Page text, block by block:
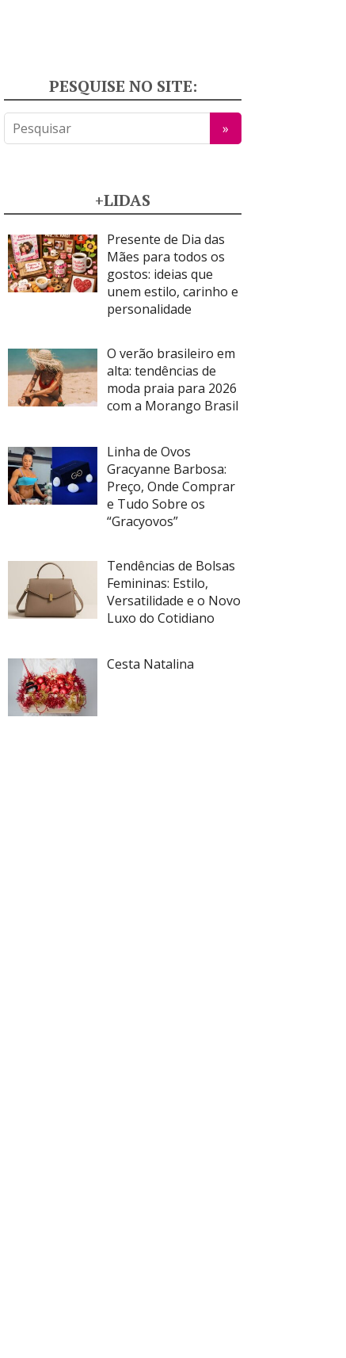
PESQUISE NO SITE:
+LIDAS
Presente de Dia das
Mães para todos os
gostos: ideias que
unem estilo, carinho e
personalidade
O verão brasileiro em
alta: tendências de
moda praia para 2026
com a Morango Brasil
Linha de Ovos
Gracyanne Barbosa:
Preço, Onde Comprar
e Tudo Sobre os
“Gracyovos”
Tendências de Bolsas
Femininas: Estilo,
Versatilidade e o Novo
Luxo do Cotidiano
Cesta Natalina